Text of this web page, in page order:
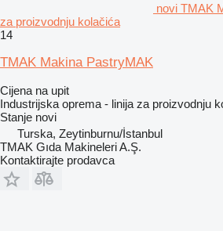
novi TMAK
za proizvodnju kolačića
14
TMAK Makina PastryMAK
Cijena na upit
Industrijska oprema - linija za proizvodnju
Stanje novi
Turska, Zeytinburnu/İstanbul
TMAK Gıda Makineleri A.Ş.
Kontaktirajte prodavca